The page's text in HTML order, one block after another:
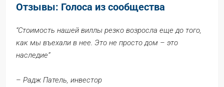
Отзывы: Голоса из сообщества
“Стоимость нашей виллы резко возросла еще до того,
как мы въехали в нее. Это не просто дом – это
наследие”
– Радж Патель, инвестор